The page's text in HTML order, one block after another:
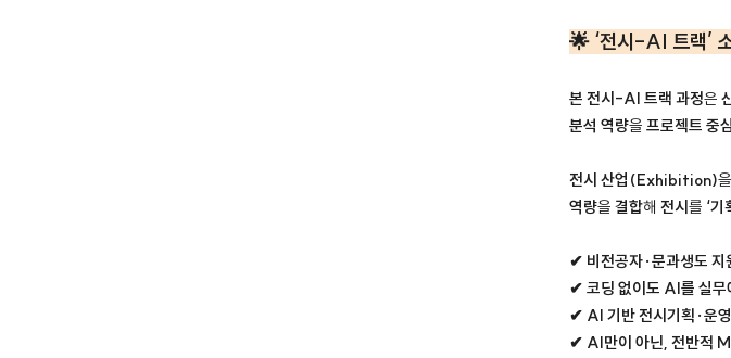
🌟 ‘전시-AI 트랙’
본 전시-AI 트랙 과정은
분석 역량을 프로젝트
전시 산업(Exhibition)
역량을 결합해 전시 를 ‘
✔ 비전공자·문과생도 지
✔ 코딩 없이도 AI를 실무
✔ AI 기반 전시기획·운영
✔ AI만이 아닌, 전반적